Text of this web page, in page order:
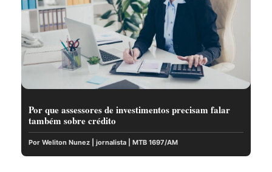
Por que assessores de investimentos precisam falar
também sobre crédito
Por Weliton Nunez | jornalista | MTB 1697/AM